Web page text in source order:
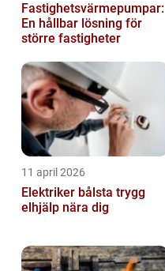
Fastighetsvärmepumpar:
En hållbar lösning för
större fastigheter
11 april 2026
Elektriker bålsta trygg
elhjälp nära dig